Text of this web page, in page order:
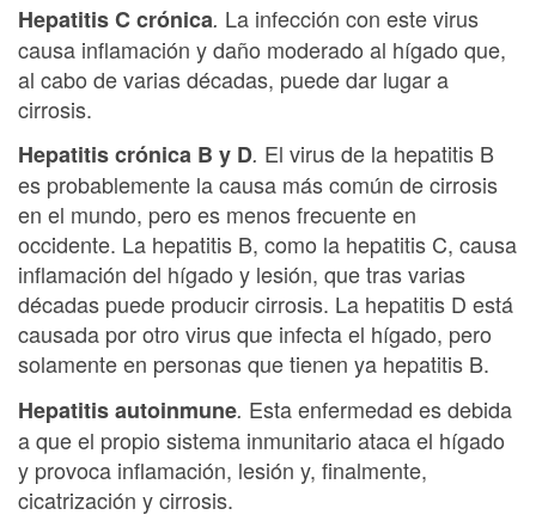
Hepatitis C crónica. La infección con este virus
causa inflamación y daño moderado al hígado que,
al cabo de varias décadas, puede dar lugar a
cirrosis.
Hepatitis crónica B y D. El virus de la hepatitis B
es probablemente la causa más común de cirrosis
en el mundo, pero es menos frecuente en
occidente. La hepatitis B, como la hepatitis C, causa
inflamación del hígado y lesión, que tras varias
décadas puede producir cirrosis. La hepatitis D está
causada por otro virus que infecta el hígado, pero
solamente en personas que tienen ya hepatitis B.
Hepatitis autoinmune. Esta enfermedad es debida
a que el propio sistema inmunitario ataca el hígado
y provoca inflamación, lesión y, finalmente,
cicatrización y cirrosis.